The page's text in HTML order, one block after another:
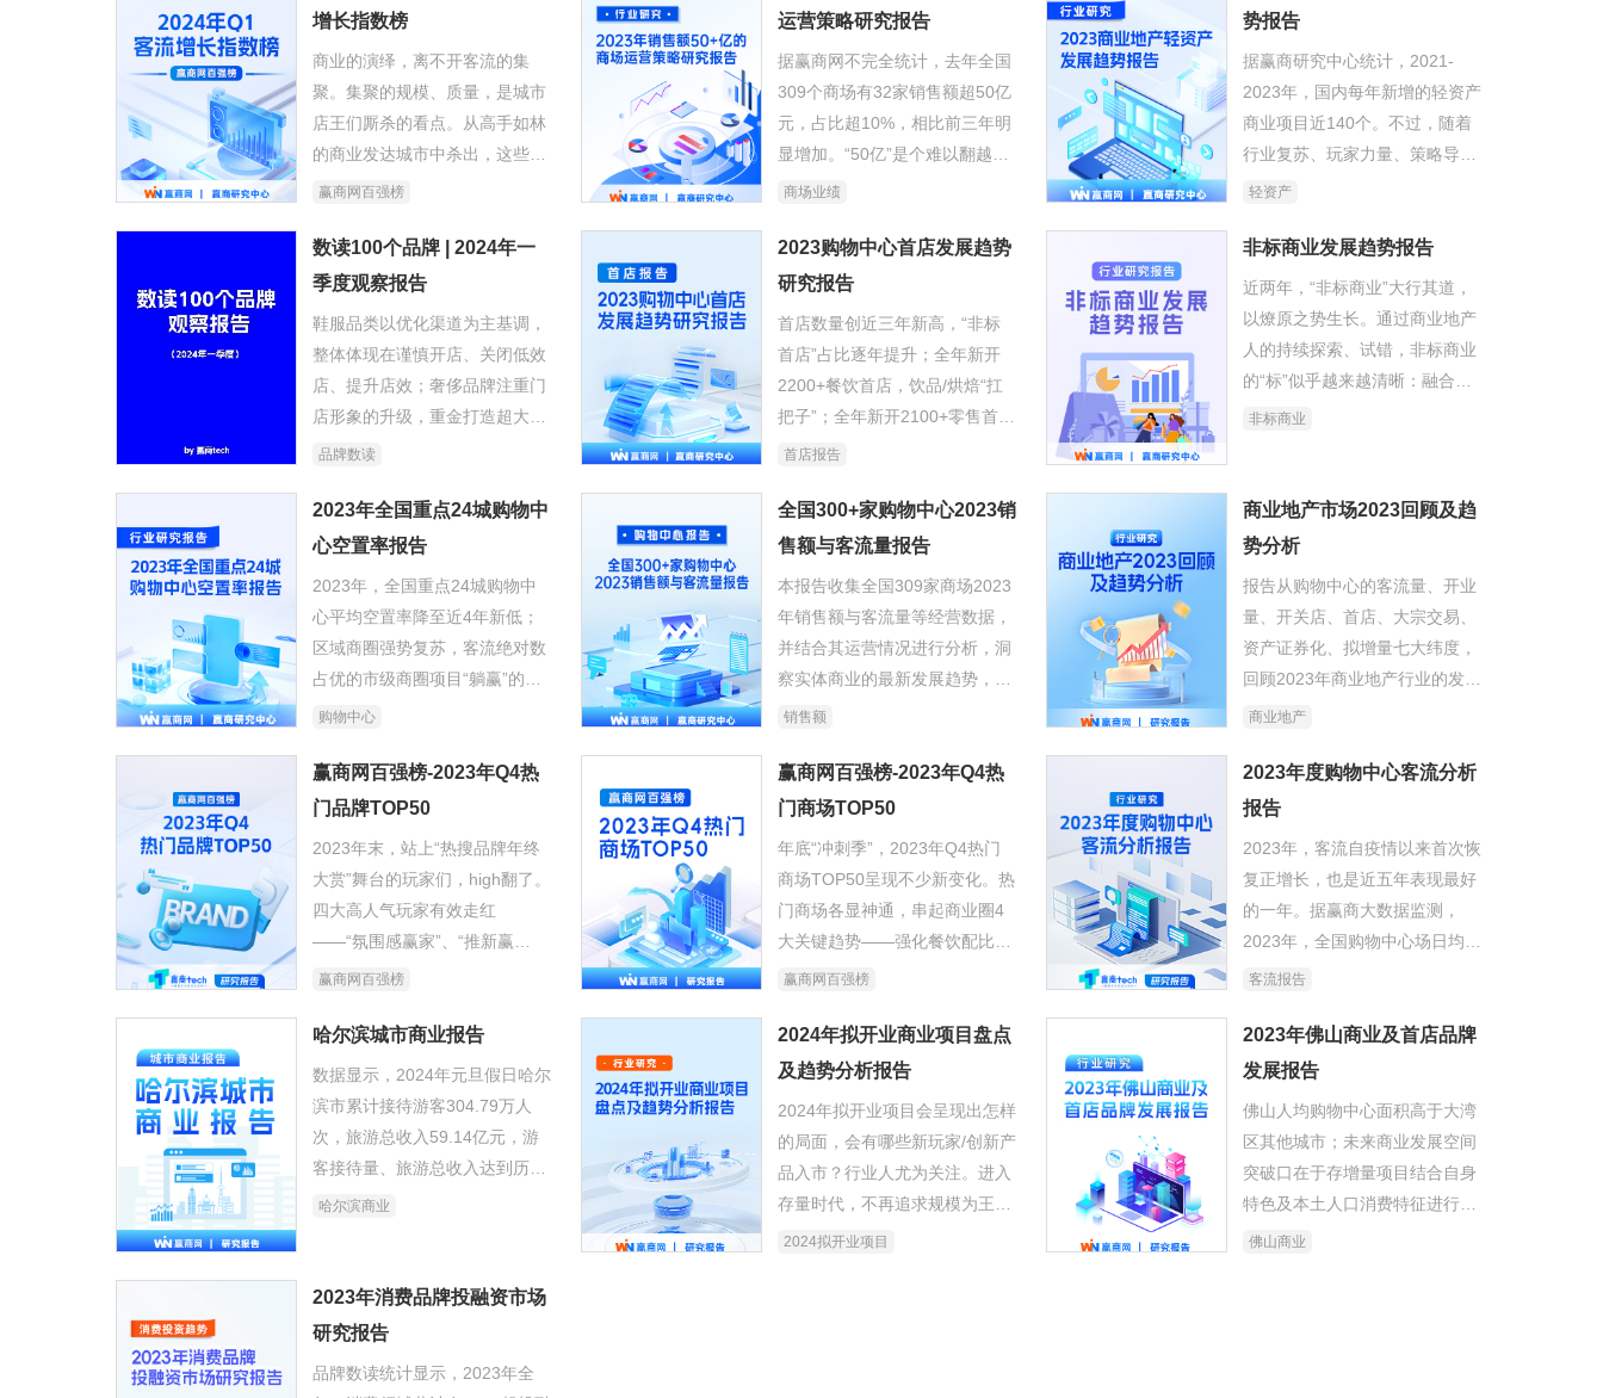
疗愈”需求提升。
增长指数榜
商业的演绎，离不开客流的集
聚。集聚的规模、质量，是城市
店王们厮杀的看点。从高手如林
的商业发达城市中杀出，这些顶
尖王者靠哪些新潮消费内容强势
赢商网百强榜
运营策略研究报告
据赢商网不完全统计，去年全国
309个商场有32家销售额超50亿
元，占比超10%，相比前三年明
显增加。“50亿”是个难以翻越的
分水岭，“尖子生”的运营法则
活动，值得借鉴与参考。
商场业绩
势报告
据赢商研究中心统计，2021-
2023年，国内每年新增的轻资产
商业项目近140个。不过，随着
行业复苏、玩家力量、策略导向
等因素之变，这些上新的轻资产
征。
轻资产
数读100个品牌 | 2024年一
季度观察报告
鞋服品类以优化渠道为主基调，
整体体现在谨慎开店、关闭低效
店、提升店效；奢侈品牌注重门
店形象的升级，重金打造超大面
积零售空间成为趋势；茶饮、咖
品牌数读
2023购物中心首店发展趋势
研究报告
首店数量创近三年新高，“非标
首店”占比逐年提升；全年新开
2200+餐饮首店，饮品/烘焙“扛
把子”；全年新开2100+零售首
店，上海含金量最高。
首店报告
非标商业发展趋势报告
近两年，“非标商业”大行其道，
以燎原之势生长。通过商业地产
人的持续探索、试错，非标商业
的“标”似乎越来越清晰：融合在
地文化、拥有一定数量的先锋主
式……
非标商业
2023年全国重点24城购物中
心空置率报告
2023年，全国重点24城购物中
心平均空置率降至近4年新低；
区域商圈强势复苏，客流绝对数
占优的市级商圈项目“躺赢”的时
代不再。
购物中心
全国300+家购物中心2023销
售额与客流量报告
本报告收集全国309家商场2023
年销售额与客流量等经营数据，
并结合其运营情况进行分析，洞
察实体商业的最新发展趋势，为
行业提供参考。
销售额
商业地产市场2023回顾及趋
势分析
报告从购物中心的客流量、开业
量、开关店、首店、大宗交易、
资产证券化、拟增量七大纬度，
回顾2023年商业地产行业的发展
情况，及对最新行业趋势进行深
商业地产
赢商网百强榜-2023年Q4热
门品牌TOP50
2023年末，站上“热搜品牌年终
大赏”舞台的玩家们，high翻了。
四大高人气玩家有效走红
——“氛围感赢家”、“推新赢
家”、“潜力股赢家”、“破次元赢
赢商网百强榜
赢商网百强榜-2023年Q4热
门商场TOP50
年底“冲刺季”，2023年Q4热门
商场TOP50呈现不少新变化。热
门商场各显神通，串起商业圈4
大关键趋势——强化餐饮配比、
空间打造“非标化”、活动“游园
赢商网百强榜
2023年度购物中心客流分析
报告
2023年，客流自疫情以来首次恢
复正增长，也是近五年表现最好
的一年。据赢商大数据监测，
2023年，全国购物中心场日均客
流2万人，同比上年大幅增长
客流报告
哈尔滨城市商业报告
数据显示，2024年元旦假日哈尔
滨市累计接待游客304.79万人
次，旅游总收入59.14亿元，游
客接待量、旅游总收入达到历史
峰值。作为商业地产行业的首席
看这座“顶流之城”的商业生态与
未来机会。
哈尔滨商业
2024年拟开业商业项目盘点
及趋势分析报告
2024年拟开业项目会呈现出怎样
的局面，会有哪些新玩家/创新产
品入市？行业人尤为关注。进入
存量时代，不再追求规模为王，
但港资、外资巨头加速中国内地
2024拟开业项目
2023年佛山商业及首店品牌
发展报告
佛山人均购物中心面积高于大湾
区其他城市；未来商业发展空间
突破口在于存增量项目结合自身
特色及本土人口消费特征进行差
异化运营；首店品牌的引进得到
佛山商业
2023年消费品牌投融资市场
研究报告
品牌数读统计显示，2023年全